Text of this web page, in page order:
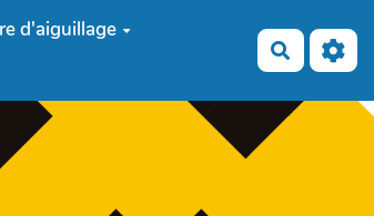
d'aiguillage